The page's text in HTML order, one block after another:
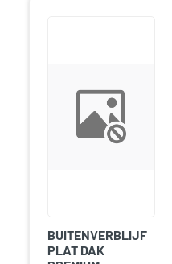
BUITENVERBLIJF
PLAT DAK